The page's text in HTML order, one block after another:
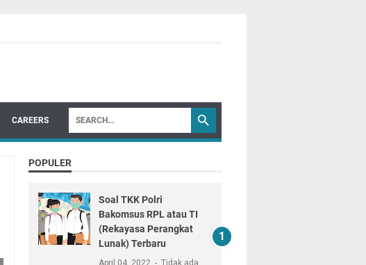
CAREERS
POPULER
Soal TKK Polri
Bakomsus RPL atau TI
(Rekayasa Perangkat
Lunak) Terbaru
April 04, 2022
Tidak ada